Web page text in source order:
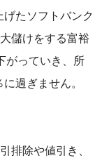
たソフトバンク
儲けをする富裕
がっていき、所
過ぎません。
排除や値引き、